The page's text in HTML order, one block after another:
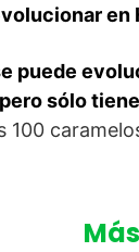
en
puede
sólo
100